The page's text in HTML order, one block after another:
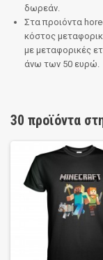
δωρεάν.
Στα προιόντα
κόστος
με μεταφορικές
άνω των 50 ευρώ.
30 προϊόντα